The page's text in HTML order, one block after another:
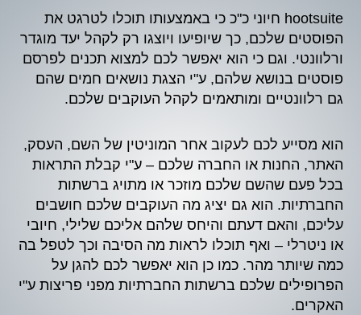
hootsuite חיוני כ"כ כי באמצעותו תוכלו לטרגט את
הפוסטים שלכם, כך שיופיעו ויוצגו רק לקהל יעד מוגדר
ורלוונטי. וגם כי הוא יאפשר לכם למצוא תכנים לפרסם
פוסטים בנושא שלהם, ע"י הצגת נושאים חמים שהם
גם רלוונטיים ומותאמים לקהל העוקבים שלכם.
הוא מסייע לכם לעקוב אחר המוניטין של השם, העסק,
האתר, החנות או החברה שלכם – ע"י קבלת התראות
בכל פעם שהשם שלכם מוזכר או מתויג ברשתות
החברתיות. הוא גם יציג מה העוקבים שלכם חושבים
עליכם, והאם דעתם והיחס שלהם אליכם שלילי, חיובי
או ניטרלי – ואף תוכלו לראות מה הסיבה וכך לטפל בה
כמה שיותר מהר. כמו כן הוא יאפשר לכם להגן על
הפרופילים שלכם ברשתות החברתיות מפני פריצות ע"י
האקרים.